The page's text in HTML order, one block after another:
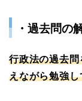
・過去問の
行政法の過去
えながら勉強